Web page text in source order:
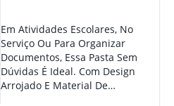
Em Atividades Escolares, No
Serviço Ou Para Organizar
Documentos, Essa Pasta Sem
Dúvidas É Ideal. Com Design
Arrojado E Material De